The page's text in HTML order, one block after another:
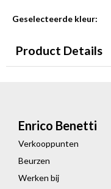
Geselecteerde kleur:
Product Details
Enrico Benetti
Verkooppunten
Beurzen
Werken bij